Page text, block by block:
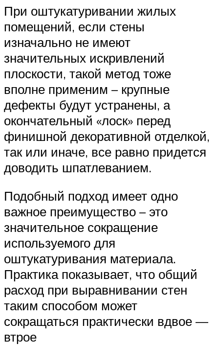
При оштукатуривании жилых
помещений, если стены
изначально не имеют
значительных искривлений
плоскости, такой метод тоже
вполне применим – крупные
дефекты будут устранены, а
окончательный «лоск» перед
финишной декоративной отделкой,
так или иначе, все равно придется
доводить шпатлеванием.
Подобный подход имеет одно
важное преимущество – это
значительное сокращение
используемого для
оштукатуривания материала.
Практика показывает, что общий
расход при выравнивании стен
таким способом может
сокращаться практически вдвое —
втрое